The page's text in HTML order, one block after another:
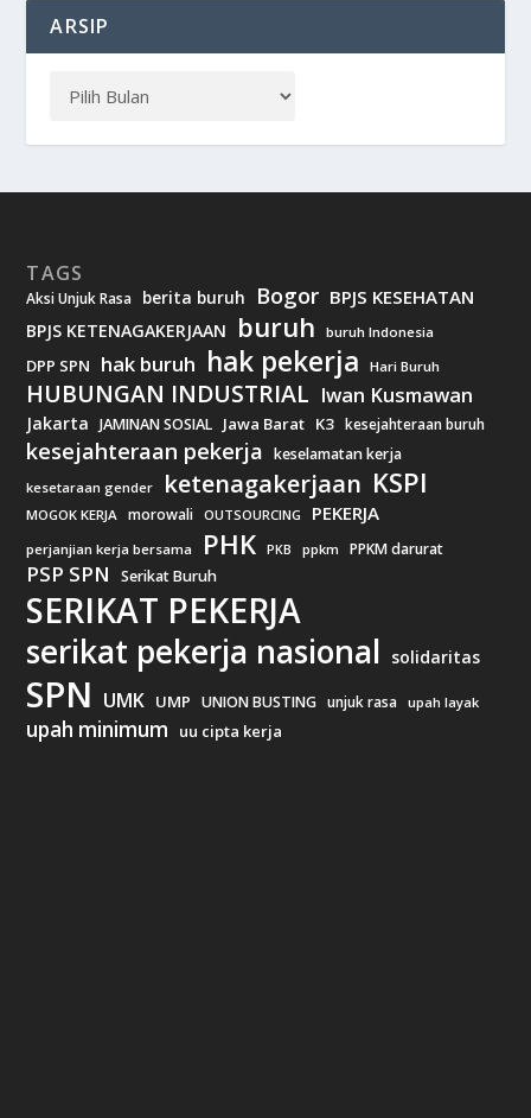
ARSIP
TAGS
Aksi Unjuk Rasa berita buruh Bogor BPJS KESEHATAN
BPJS KETENAGAKERJAAN buruh buruh Indonesia
DPP SPN hak buruh hak pekerja Hari Buruh
HUBUNGAN INDUSTRIAL Iwan Kusmawan
Jakarta JAMINAN SOSIAL Jawa Barat K3 kesejahteraan buruh
kesejahteraan pekerja keselamatan kerja
kesetaraan gender ketenagakerjaan KSPI
MOGOK KERJA morowali OUTSOURCING PEKERJA
perjanjian kerja bersama PHK PKB ppkm PPKM darurat
PSP SPN Serikat Buruh
SERIKAT PEKERJA
serikat pekerja nasional solidaritas
SPN UMK UMP UNION BUSTING unjuk rasa upah layak
upah minimum uu cipta kerja